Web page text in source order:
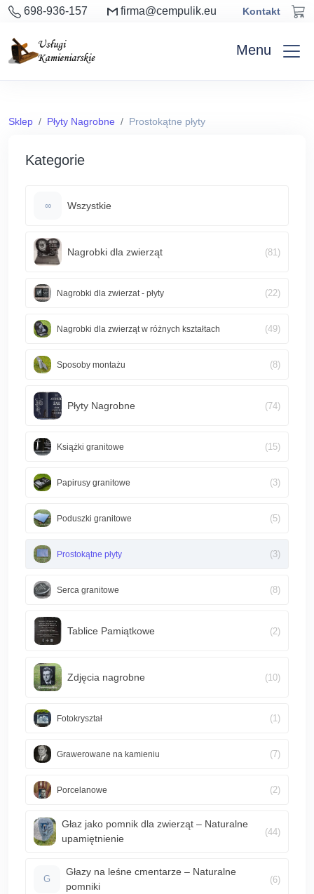
698-936-157 firma@cempulik.eu Kontakt
Menu
Sklep Płyty Nagrobne Prostokątne płyty
Kategorie
∞ Wszystkie
Nagrobki dla zwierząt (81)
Nagrobki dla zwierzat - płyty (22)
Nagrobki dla zwierząt w różnych kształtach (49)
Sposoby montażu (8)
Płyty Nagrobne (74)
Książki granitowe (15)
Papirusy granitowe (3)
Poduszki granitowe (5)
Prostokątne płyty (3)
Serca granitowe (8)
Tablice Pamiątkowe (2)
Zdjęcia nagrobne (10)
Fotokryształ (1)
Grawerowane na kamieniu (7)
Porcelanowe (2)
Głaz jako pomnik dla zwierząt – Naturalne
upamiętnienie
(44)
G
Głazy na leśne cmentarze – Naturalne
pomniki
(6)